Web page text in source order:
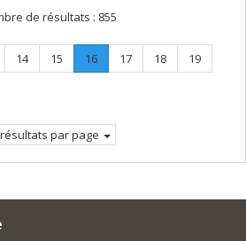
de résultats : 855
Page
14 Page
15 Page
16.
Page
Page
17 Page
18 Page
19
par page